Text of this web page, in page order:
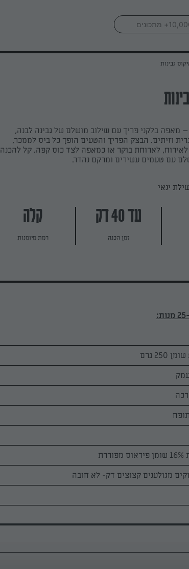
גבינות
– מאפה בלקני פריך עם שילוב מושלם של גבינה לבנה,
וזיתים. הבצק הפריך והטעים הופך כל ביס לממכר,
לארוחת בוקר או כמאפה לצד כוס קפה. קל להכנה
עם טעמים עשירים ומרקם נהדר.
ינאי
עד 40 דק
זמן הכנה
קלה
רמת מיומנות